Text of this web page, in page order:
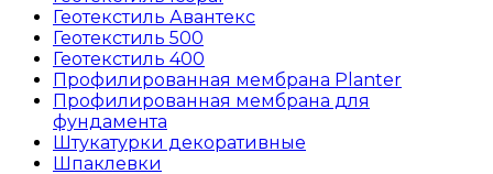
Геотекстиль Авантекс
Геотекстиль 500
Геотекстиль 400
Профилированная мембрана Planter
Профилированная мембрана для
фундамента
Штукатурки декоративные
Шпаклевки